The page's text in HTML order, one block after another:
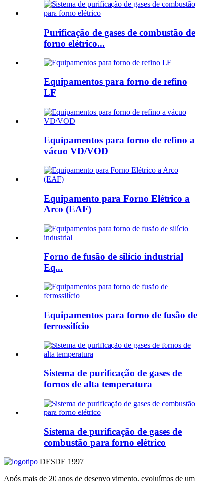
Purificação de gases de combustão de
forno elétrico...
Equipamentos para forno de refino
LF
Equipamentos para forno de refino a
vácuo VD/VOD
Equipamento para Forno Elétrico a
Arco (EAF)
Forno de fusão de silício industrial
Eq...
Equipamentos para forno de fusão de
ferrossilício
Sistema de purificação de gases de
fornos de alta temperatura
Sistema de purificação de gases de
combustão para forno elétrico
DESDE 1997
Após mais de 20 anos de desenvolvimento, evoluímos de um